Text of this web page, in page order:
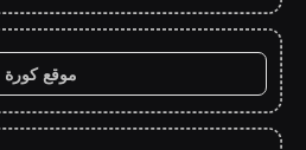
موقع كورة